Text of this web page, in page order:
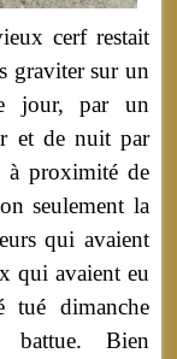
cerf restait
graviter sur un
jour, par un
et de nuit par
à proximité de
seulement la
qui avaient
qui avaient eu
tué dimanche
battue. Bien